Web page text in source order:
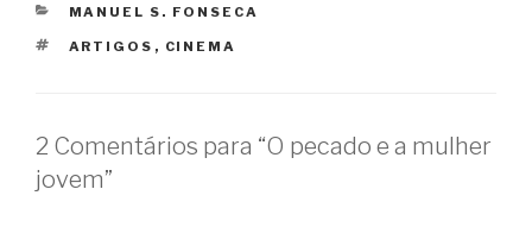
CATEGORIAS
MANUEL S. FONSECA
TAGS
ARTIGOS , CINEMA
2 Comentários para “O pecado e a mulher
jovem”